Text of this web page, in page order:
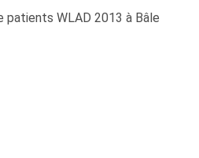
patients WLAD 2013 à Bâle